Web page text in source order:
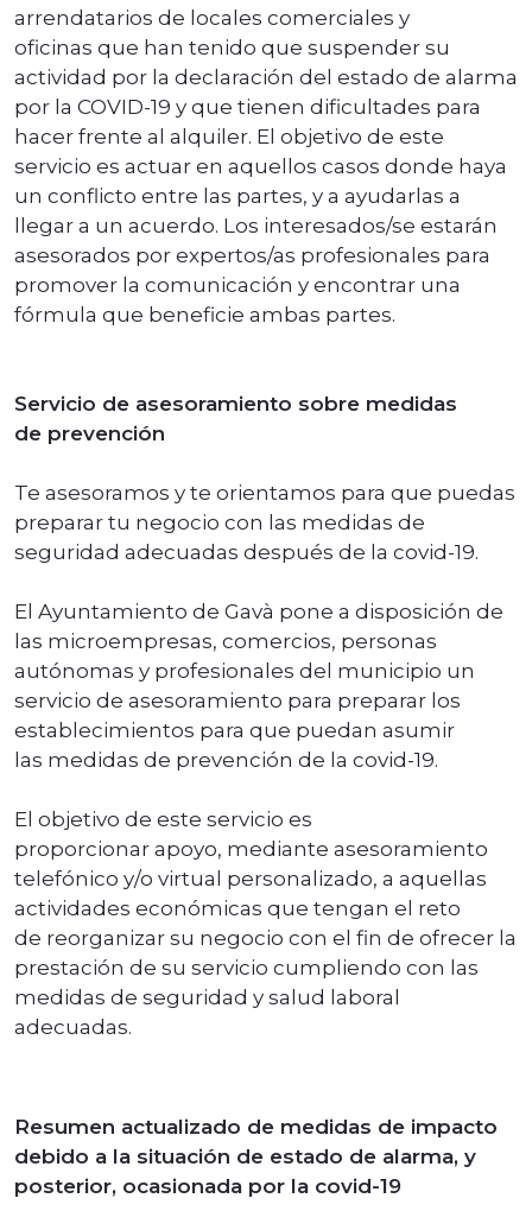
arrendatarios de locales comerciales y
oficinas que han tenido que suspender su
actividad por la declaración del estado de alarma
por la COVID-19 y que tienen dificultades para
hacer frente al alquiler. El objetivo de este
servicio es actuar en aquellos casos donde haya
un conflicto entre las partes, y a ayudarlas a
llegar a un acuerdo. Los interesados/se estarán
asesorados por expertos/as profesionales para
promover la comunicación y encontrar una
fórmula que beneficie ambas partes.
Servicio de asesoramiento sobre medidas
de prevención
Te asesoramos y te orientamos para que puedas
preparar tu negocio con las medidas de
seguridad adecuadas después de la covid-19.
El Ayuntamiento de Gavà pone a disposición de
las microempresas, comercios, personas
autónomas y profesionales del municipio un
servicio de asesoramiento para preparar los
establecimientos para que puedan asumir
las medidas de prevención de la covid-19.
El objetivo de este servicio es
proporcionar apoyo, mediante asesoramiento
telefónico y/o virtual personalizado, a aquellas
actividades económicas que tengan el reto
de reorganizar su negocio con el fin de ofrecer la
prestación de su servicio cumpliendo con las
medidas de seguridad y salud laboral
adecuadas.
Resumen actualizado de medidas de impacto
debido a la situación de estado de alarma, y
posterior, ocasionada por la covid-19